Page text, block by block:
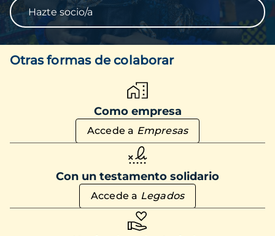
Hazte socio/a
Otras formas de colaborar
Como empresa
Accede a Empresas
Con un testamento solidario
Accede a Legados